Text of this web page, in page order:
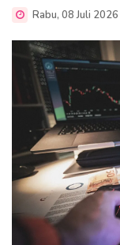
Rabu, 08 Juli